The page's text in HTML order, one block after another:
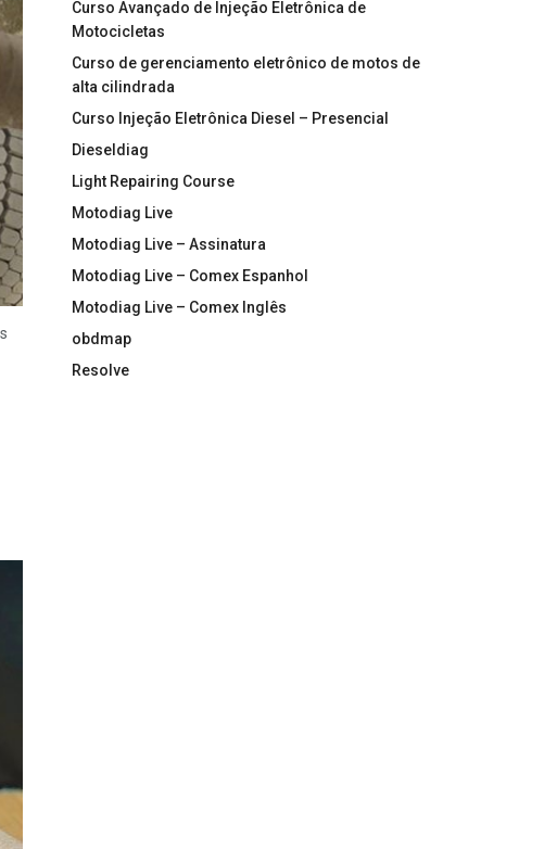
Curso Avançado de Injeção Eletrônica de
Motocicletas
Curso de gerenciamento eletrônico de motos de
alta cilindrada
Curso Injeção Eletrônica Diesel – Presencial
Dieseldiag
Light Repairing Course
Motodiag Live
Motodiag Live – Assinatura
Motodiag Live – Comex Espanhol
Motodiag Live – Comex Inglês
obdmap
Resolve